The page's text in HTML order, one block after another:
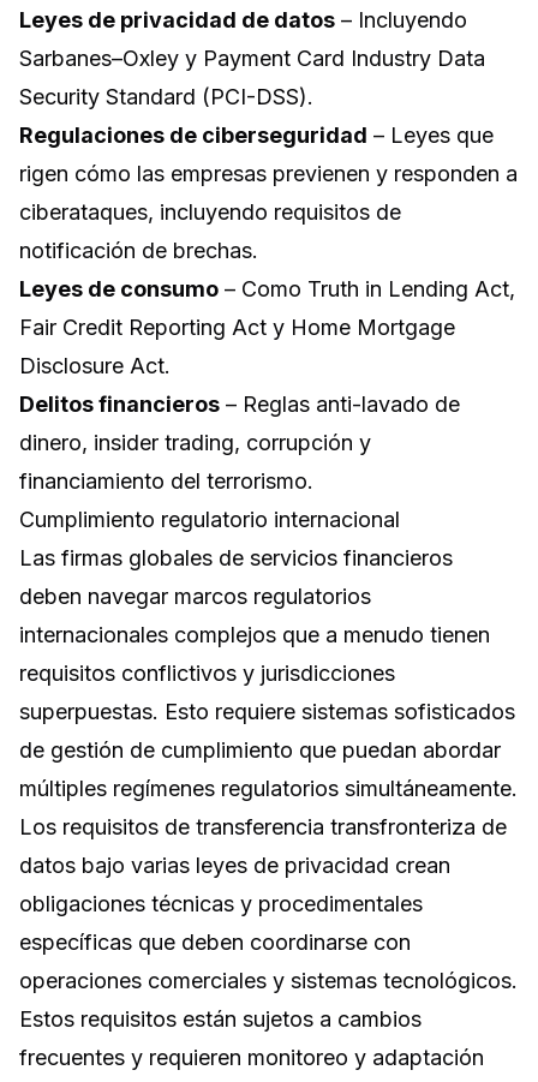
Leyes de privacidad de datos – Incluyendo
Sarbanes–Oxley y Payment Card Industry Data
Security Standard (PCI-DSS).
Regulaciones de ciberseguridad – Leyes que
rigen cómo las empresas previenen y responden a
ciberataques, incluyendo requisitos de
notificación de brechas.
Leyes de consumo – Como Truth in Lending Act,
Fair Credit Reporting Act y Home Mortgage
Disclosure Act.
Delitos financieros – Reglas anti-lavado de
dinero, insider trading, corrupción y
financiamiento del terrorismo.
Cumplimiento regulatorio internacional
Las firmas globales de servicios financieros
deben navegar marcos regulatorios
internacionales complejos que a menudo tienen
requisitos conflictivos y jurisdicciones
superpuestas. Esto requiere sistemas sofisticados
de gestión de cumplimiento que puedan abordar
múltiples regímenes regulatorios simultáneamente.
Los requisitos de transferencia transfronteriza de
datos bajo varias leyes de privacidad crean
obligaciones técnicas y procedimentales
específicas que deben coordinarse con
operaciones comerciales y sistemas tecnológicos.
Estos requisitos están sujetos a cambios
frecuentes y requieren monitoreo y adaptación